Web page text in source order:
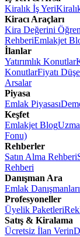
Kiralık İş Yeri
Kiracı Araçları
Kira Değerini Öğren
RehberiEmlakjet
İlanlar
Yatırımlık Konutlar
KonutlarFiyatı
Arsalar
Piyasa
Emlak Piyasası
Keşfet
Emlakjet Blog
Fonu)
Rehberler
Satın Alma Rehberi
Rehberi
Danışman Ara
Emlak Danışmanları
Profesyoneller
Üyelik Paketleri
Satış & Kiralama
Ücretsiz İlan Verin